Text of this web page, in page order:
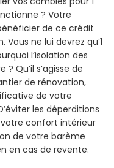
? Votre
de ce crédit
ne lui devrez qu’1
l’isolation des
Qu’il s’agisse de
de rénovation,
de votre
les déperditions
confort intérieur
de votre barème
en cas de revente.